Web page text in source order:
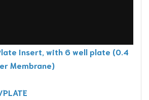
Insert, with 6 well plate (0.4
Membrane)